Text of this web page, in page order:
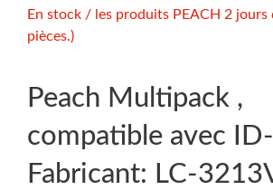
En stock / les produits PEACH 2 jours
pièces.)
Peach Multipack ,
compatible avec ID-
Fabricant: LC-